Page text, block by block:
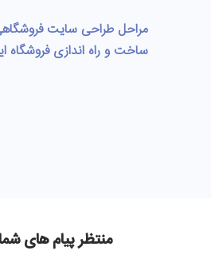
ساخت و راه اندازی فروشگاه
منتظر پیام های